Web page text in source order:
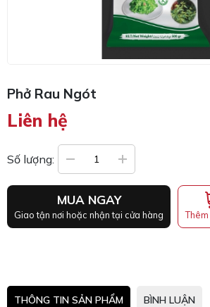
Phở Rau Ngót
Liên hệ
Số lượng:
MUA NGAY
Giao tận nơi hoặc nhận tại cửa hàng
THÔNG TIN SẢN PHẨM BÌNH LUẬN